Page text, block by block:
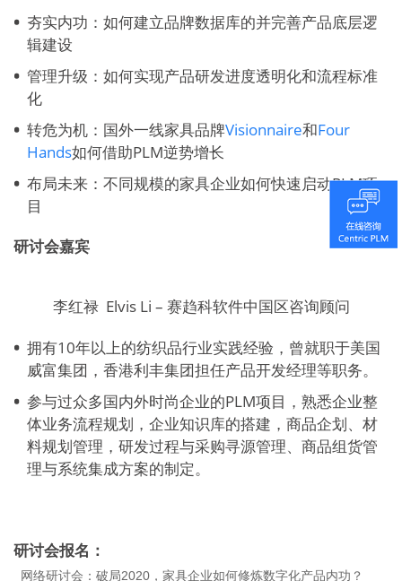
夯实内功：如何建立品牌数据库的并完善产品底层逻
辑建设
管理升级：如何实现产品研发进度透明化和流程标准
化
转危为机：国外一线家具品牌Visionnaire和Four
Hands如何借助PLM逆势增长
布局未来：不同规模的家具企业如何快速启动PLM项
目
研讨会嘉宾
李红禄 Elvis Li – 赛趋科软件中国区咨询顾问
拥有10年以上的纺织品行业实践经验，曾就职于美国
威富集团，香港利丰集团担任产品开发经理等职务。
参与过众多国内外时尚企业的PLM项目，熟悉企业整
体业务流程规划，企业知识库的搭建，商品企划、材
料规划管理，研发过程与采购寻源管理、商品组货管
理与系统集成方案的制定。
研讨会报名：